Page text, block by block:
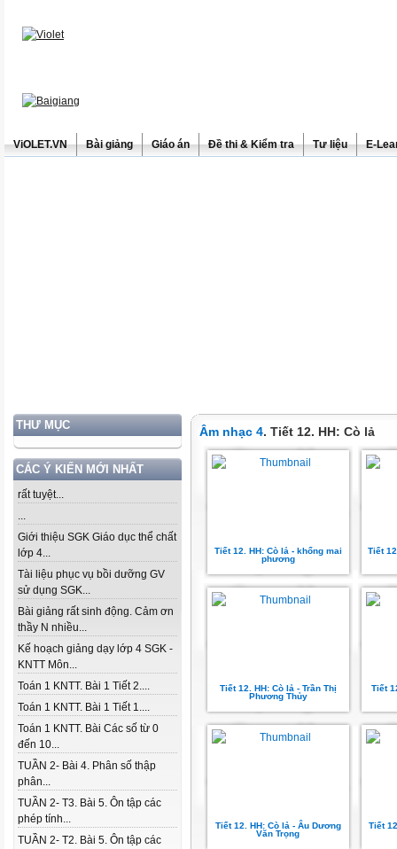
ViOLET.VN Bài giảng Giáo án Đề thi & Kiểm tra Tư liệu E-
THƯ MỤC
CÁC Ý KIẾN MỚI NHẤT
rất tuyệt...
...
Giới thiệu SGK Giáo dục thể chất
lớp 4...
Tài liệu phục vụ bồi dưỡng GV
sử dụng SGK...
Bài giảng rất sinh động. Cảm ơn
thầy N nhiều...
Kế hoạch giảng dạy lớp 4 SGK -
KNTT Môn...
Toán 1 KNTT. Bài 1 Tiết 2....
Toán 1 KNTT. Bài 1 Tiết 1....
Toán 1 KNTT. Bài Các số từ 0
đến 10...
TUẦN 2- Bài 4. Phân số thập
phân...
TUẦN 2- T3. Bài 5. Ôn tập các
phép tính...
TUẦN 2- T2. Bài 5. Ôn tập các
Âm nhạc 4. Tiết 12. HH: Cò lả
Tiết 12. HH: Cò lả - khổng mai
phương
Tiết
Tiết 12. HH: Cò lả - Trần Thị
Phương Thủy
Tiết
Tiết 12. HH: Cò lả - Âu Dương
Văn Trọng
Tiết